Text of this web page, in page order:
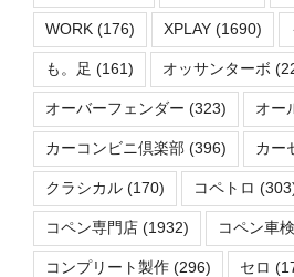
WORK (176) XPLAY (1690)
も。足 (161) オッサンターボ
オーバーフェンダー (323) オー
カーコンビニ倶楽部 (396) カー
クラシカル (170) コペトロ
コペン専門店 (1932) コペン車検
コンプリート製作 (296) セロ